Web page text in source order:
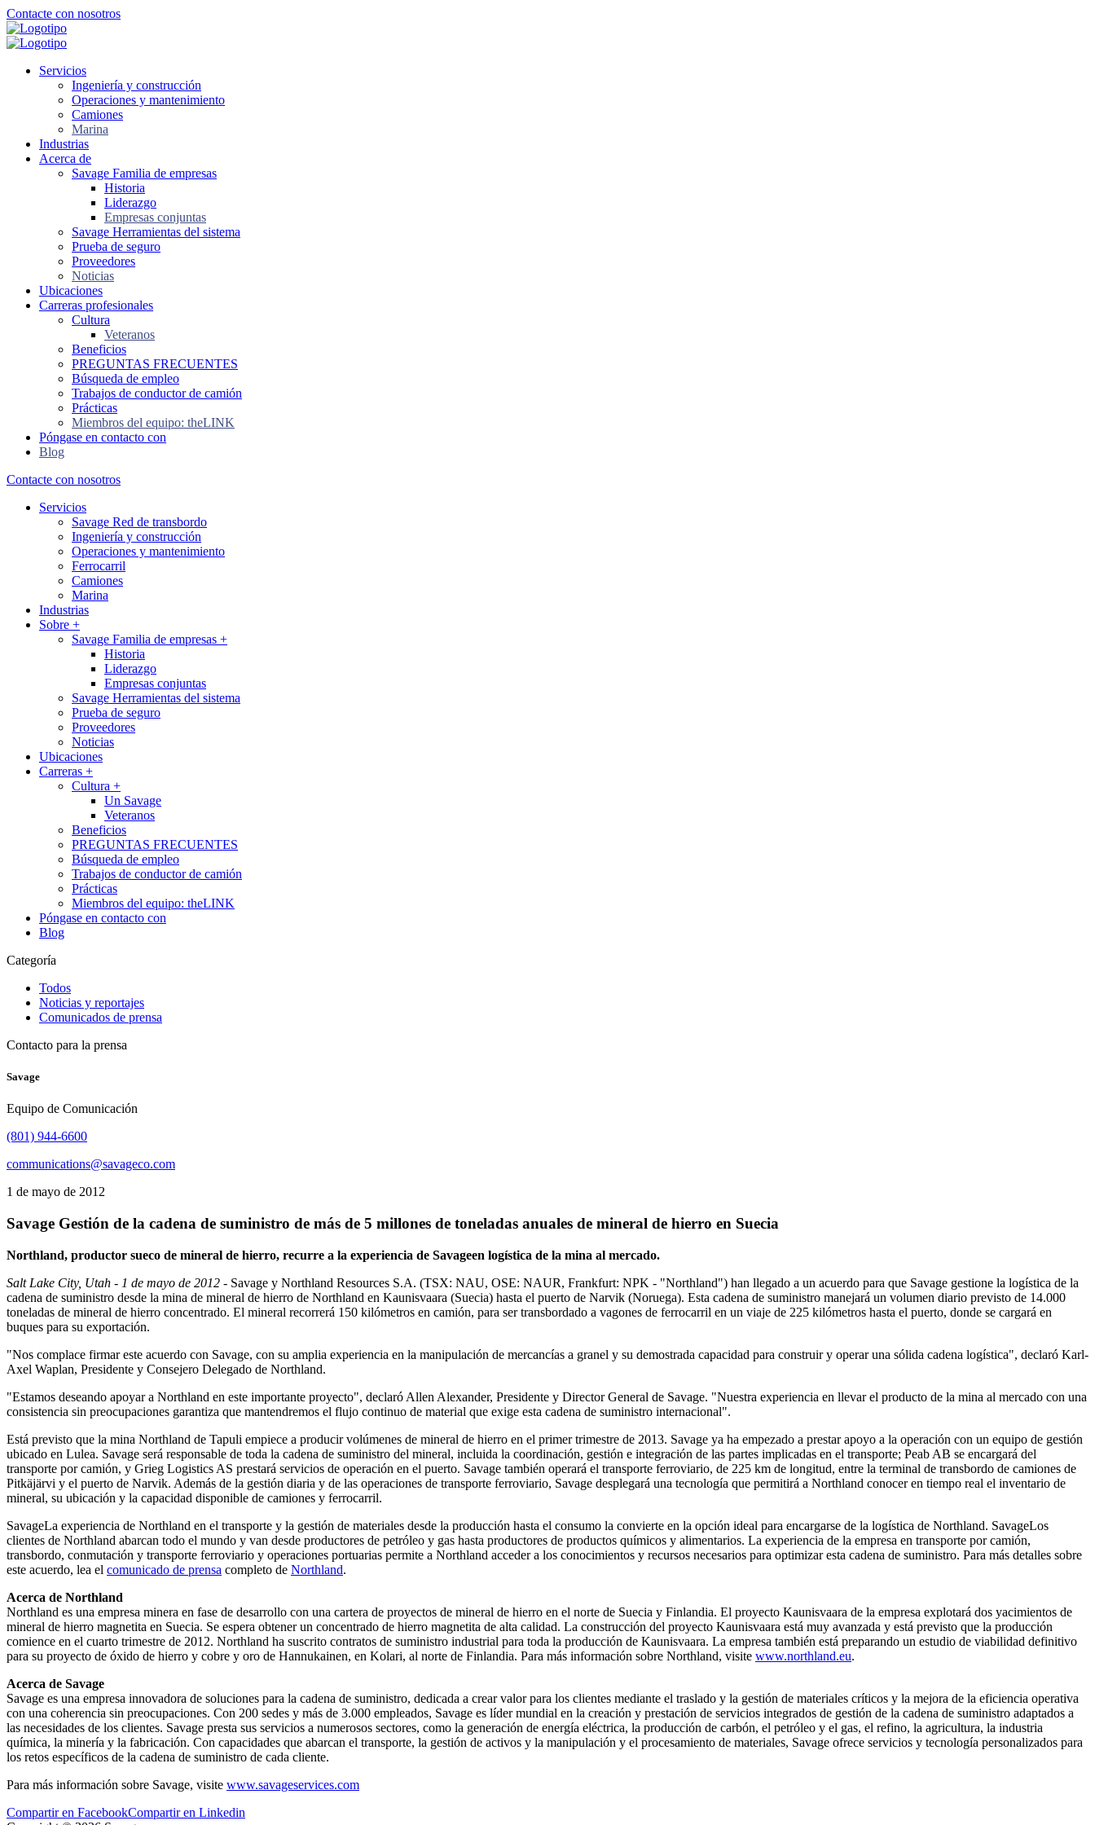
Ir
al
contenido
Contacte con nosotros
Servicios
Ingeniería y construcción
Operaciones y mantenimiento
Camiones
Marina
Industrias
Acerca de
Savage Familia de empresas
Historia
Liderazgo
Empresas conjuntas
Savage Herramientas del sistema
Prueba de seguro
Proveedores
Noticias
Ubicaciones
Carreras profesionales
Cultura
Veteranos
Beneficios
PREGUNTAS FRECUENTES
Búsqueda de empleo
Trabajos de conductor de camión
Prácticas
Miembros del equipo: theLINK
Póngase en contacto con
Blog
Contacte con nosotros
Servicios
Savage Red de transbordo
Ingeniería y construcción
Operaciones y mantenimiento
Ferrocarril
Camiones
Marina
Industrias
Sobre +
Savage Familia de empresas +
Historia
Liderazgo
Empresas conjuntas
Savage Herramientas del sistema
Prueba de seguro
Proveedores
Noticias
Ubicaciones
Carreras +
Cultura +
Un Savage
Veteranos
Beneficios
PREGUNTAS FRECUENTES
Búsqueda de empleo
Trabajos de conductor de camión
Prácticas
Miembros del equipo: theLINK
Póngase en contacto con
Blog
Categoría
Todos
Noticias y reportajes
Comunicados de prensa
Contacto para la prensa
Savage
Equipo de Comunicación
(801) 944-6600
communications@savageco.com
1 de mayo de 2012
Savage Gestión de la cadena de suministro de más de 5 millones de toneladas anuales de mineral de hierro en Suecia
Northland, productor sueco de mineral de hierro, recurre a la experiencia de Savageen logística de la mina al mercado.
Salt Lake City, Utah - 1 de mayo de 2012 - Savage y Northland Resources S.A. (TSX: NAU, OSE: NAUR, Frankfurt: NPK - "Northland") han llegado a un acuerdo para que Savage gestione la logística de la
cadena de suministro desde la mina de mineral de hierro de Northland en Kaunisvaara (Suecia) hasta el puerto de Narvik (Noruega). Esta cadena de suministro manejará un volumen diario previsto de 14.000
toneladas de mineral de hierro concentrado. El mineral recorrerá 150 kilómetros en camión, para ser transbordado a vagones de ferrocarril en un viaje de 225 kilómetros hasta el puerto, donde se cargará en
buques para su exportación.
"Nos complace firmar este acuerdo con Savage, con su amplia experiencia en la manipulación de mercancías a granel y su demostrada capacidad para construir y operar una sólida cadena logística", declaró Karl-
Axel Waplan, Presidente y Consejero Delegado de Northland.
"Estamos deseando apoyar a Northland en este importante proyecto", declaró Allen Alexander, Presidente y Director General de Savage. "Nuestra experiencia en llevar el producto de la mina al mercado con una
consistencia sin preocupaciones garantiza que mantendremos el flujo continuo de material que exige esta cadena de suministro internacional".
Está previsto que la mina Northland de Tapuli empiece a producir volúmenes de mineral de hierro en el primer trimestre de 2013. Savage ya ha empezado a prestar apoyo a la operación con un equipo de gestión
ubicado en Lulea. Savage será responsable de toda la cadena de suministro del mineral, incluida la coordinación, gestión e integración de las partes implicadas en el transporte; Peab AB se encargará del
transporte por camión, y Grieg Logistics AS prestará servicios de operación en el puerto. Savage también operará el transporte ferroviario, de 225 km de longitud, entre la terminal de transbordo de camiones de
Pitkäjärvi y el puerto de Narvik. Además de la gestión diaria y de las operaciones de transporte ferroviario, Savage desplegará una tecnología que permitirá a Northland conocer en tiempo real el inventario de
mineral, su ubicación y la capacidad disponible de camiones y ferrocarril.
SavageLa experiencia de Northland en el transporte y la gestión de materiales desde la producción hasta el consumo la convierte en la opción ideal para encargarse de la logística de Northland. SavageLos
clientes de Northland abarcan todo el mundo y van desde productores de petróleo y gas hasta productores de productos químicos y alimentarios. La experiencia de la empresa en transporte por camión,
transbordo, conmutación y transporte ferroviario y operaciones portuarias permite a Northland acceder a los conocimientos y recursos necesarios para optimizar esta cadena de suministro. Para más detalles sobre
este acuerdo, lea el comunicado de prensa completo de Northland.
Acerca de Northland
Northland es una empresa minera en fase de desarrollo con una cartera de proyectos de mineral de hierro en el norte de Suecia y Finlandia. El proyecto Kaunisvaara de la empresa explotará dos yacimientos de
mineral de hierro magnetita en Suecia. Se espera obtener un concentrado de hierro magnetita de alta calidad. La construcción del proyecto Kaunisvaara está muy avanzada y está previsto que la producción
comience en el cuarto trimestre de 2012. Northland ha suscrito contratos de suministro industrial para toda la producción de Kaunisvaara. La empresa también está preparando un estudio de viabilidad definitivo
para su proyecto de óxido de hierro y cobre y oro de Hannukainen, en Kolari, al norte de Finlandia. Para más información sobre Northland, visite www.northland.eu.
Acerca de Savage
Savage es una empresa innovadora de soluciones para la cadena de suministro, dedicada a crear valor para los clientes mediante el traslado y la gestión de materiales críticos y la mejora de la eficiencia operativa
con una coherencia sin preocupaciones. Con 200 sedes y más de 3.000 empleados, Savage es líder mundial en la creación y prestación de servicios integrados de gestión de la cadena de suministro adaptados a
las necesidades de los clientes. Savage presta sus servicios a numerosos sectores, como la generación de energía eléctrica, la producción de carbón, el petróleo y el gas, el refino, la agricultura, la industria
química, la minería y la fabricación. Con capacidades que abarcan el transporte, la gestión de activos y la manipulación y el procesamiento de materiales, Savage ofrece servicios y tecnología personalizados para
los retos específicos de la cadena de suministro de cada cliente.
Para más información sobre Savage, visite www.savageservices.com
Compartir en FacebookCompartir en Linkedin